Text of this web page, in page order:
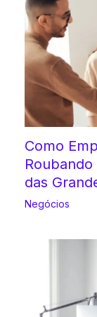
Como
das
Negócios